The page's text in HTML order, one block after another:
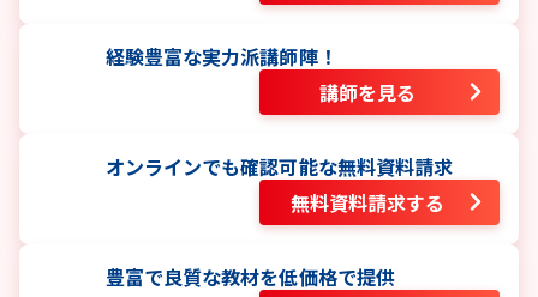
経験豊富な実力派講師陣！
講師を見る
オンラインでも確認可能な無料資料請求
無料資料請求する
豊富で良質な教材を低価格で提供